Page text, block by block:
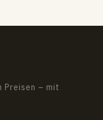
Preisen – mit